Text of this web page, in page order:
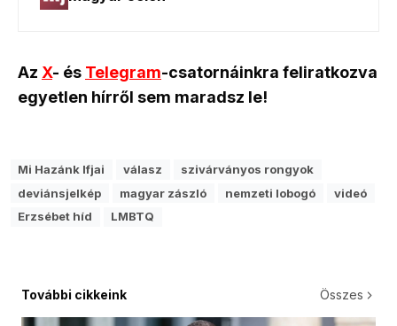
Az X- és Telegram-csatornáinkra feliratkozva
egyetlen hírről sem maradsz le!
Mi Hazánk Ifjai válasz
szivárványos rongyok
deviánsjelkép
magyar zászló nemzeti lobogó
videó
Erzsébet híd
LMBTQ
További cikkeink Összes